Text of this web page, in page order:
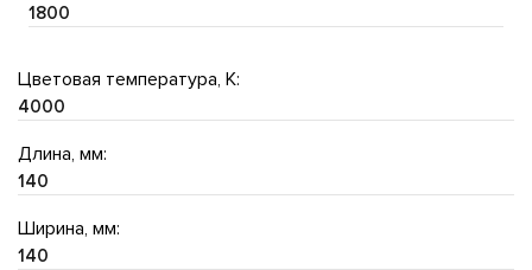
1800
Цветовая температура, K:
4000
Длина, мм:
140
Ширина, мм:
140